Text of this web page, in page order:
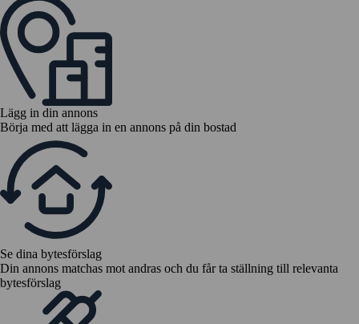
Lägg in din annons
Börja med att lägga in en annons på din bostad
Se dina bytesförslag
Din annons matchas mot andras och du får ta ställning till relevanta
bytesförslag